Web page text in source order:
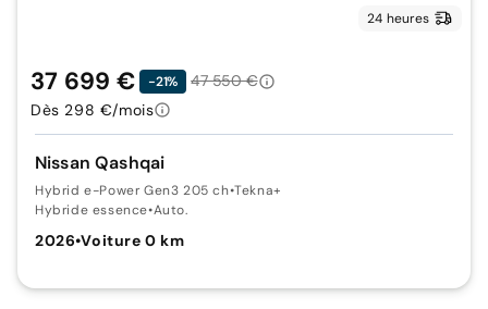
24 heures
Nissan Qashqai
Hybrid e-Power Gen3 205 ch•Tekna+
Hybride essence•Auto.
2026•Voiture 0 km
37 699 € -21%
47 550 €
Dès 298 €/mois